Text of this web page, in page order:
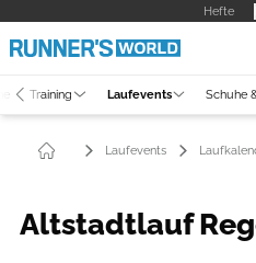
Hefte
Training Laufevents Schuhe
Laufevents
Altstadtlauf